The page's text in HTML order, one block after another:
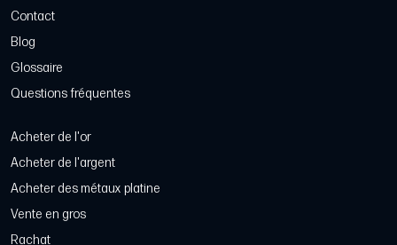
Contact
Blog
Glossaire
Questions fréquentes
Acheter de l'or
Acheter de l'argent
Acheter des métaux platine
Vente en gros
Rachat